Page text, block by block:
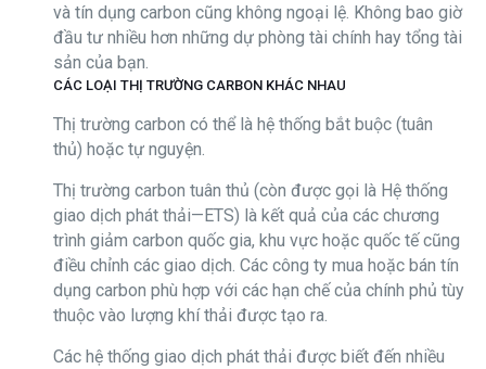
và tín dụng carbon cũng không ngoại lệ. Không bao giờ
đầu tư nhiều hơn những dự phòng tài chính hay tổng tài
sản của bạn.
CÁC LOẠI THỊ TRƯỜNG CARBON KHÁC NHAU
Thị trường carbon có thể là hệ thống bắt buộc (tuân
thủ) hoặc tự nguyện.
Thị trường carbon tuân thủ (còn được gọi là Hệ thống
giao dịch phát thải—ETS) là kết quả của các chương
trình giảm carbon quốc gia, khu vực hoặc quốc tế cũng
điều chỉnh các giao dịch. Các công ty mua hoặc bán tín
dụng carbon phù hợp với các hạn chế của chính phủ tùy
thuộc vào lượng khí thải được tạo ra.
Các hệ thống giao dịch phát thải được biết đến nhiều